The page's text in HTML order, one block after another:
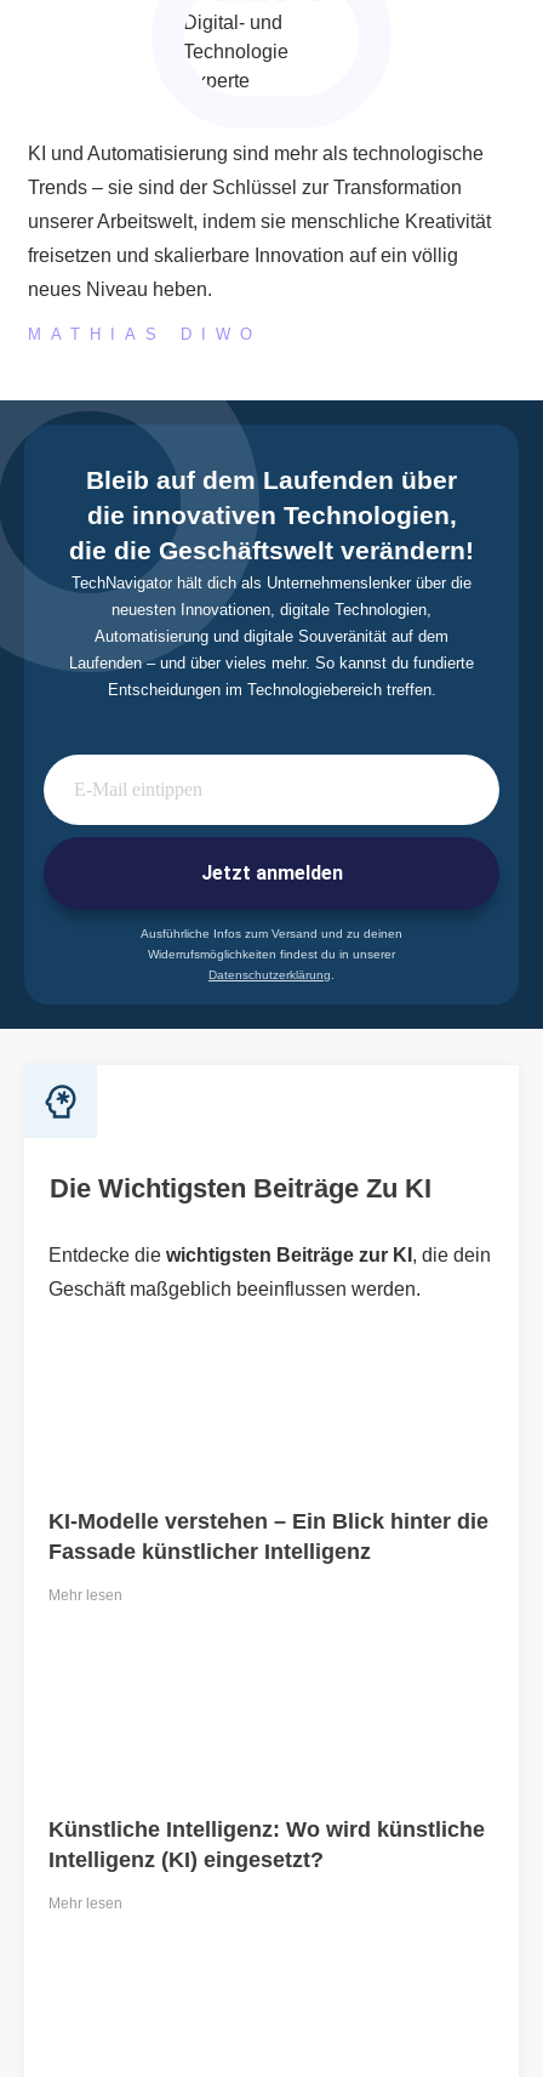
KI und Automatisierung sind mehr als technologische
Trends – sie sind der Schlüssel zur Transformation
unserer Arbeitswelt, indem sie menschliche Kreativität
freisetzen und skalierbare Innovation auf ein völlig
neues Niveau heben.
MATHIAS DIWO
Bleib auf dem Laufenden über
die innovativen Technologien,
die die Geschäftswelt verändern!
TechNavigator hält dich als Unternehmenslenker über die
neuesten Innovationen, digitale Technologien,
Automatisierung und digitale Souveränität auf dem
Laufenden – und über vieles mehr. So kannst du fundierte
Entscheidungen im Technologiebereich treffen.
Jetzt anmelden
Ausführliche Infos zum Versand und zu deinen
Widerrufsmöglichkeiten findest du in unserer
Datenschutzerklärung.
Die Wichtigsten Beiträge Zu KI
Entdecke die wichtigsten Beiträge zur KI , die dein
Geschäft maßgeblich beeinflussen werden.
KI-Modelle verstehen – Ein Blick hinter die
Fassade künstlicher Intelligenz
Mehr lesen
Künstliche Intelligenz: Wo wird künstliche
Intelligenz (KI) eingesetzt?
Mehr lesen